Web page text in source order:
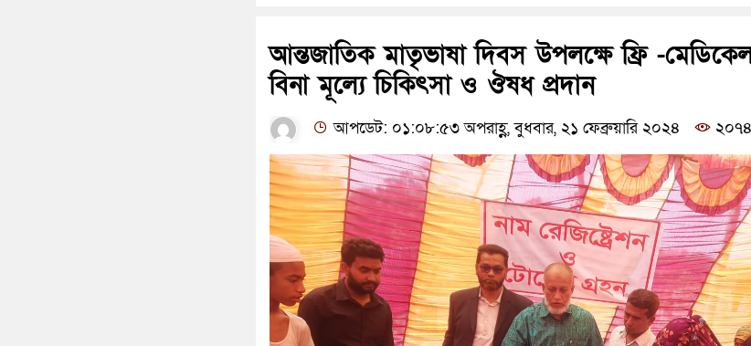
আন্তজাতিক মাতৃভাষা দিবস উপলক্ষে ফ্রি -
বিনা মূল্যে চিকিৎসা ও ঔষধ প্রদান
আপডেট: ০১:০৮:৫৩ অপরাহ্ণ, বুধবার, ২১ ফেব্রুয়ারি ২০২৪ ২০৭৪